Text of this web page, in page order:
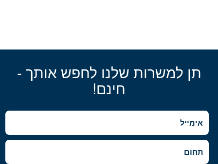
תן למשרות שלנו לחפש אותך -
חינם!